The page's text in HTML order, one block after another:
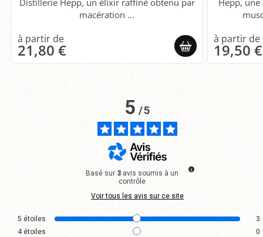
macération ...
21,80 € 19,50 €
5/5
Basé sur 3 avis soumis à un
contrôle
Voir tous les avis sur ce site
5 étoiles
3
4étoiles
0